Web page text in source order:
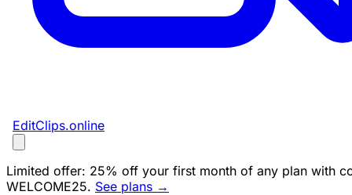
EditClips.online
Limited offer: 25% off your first month of any plan with
WELCOME25. See plans →